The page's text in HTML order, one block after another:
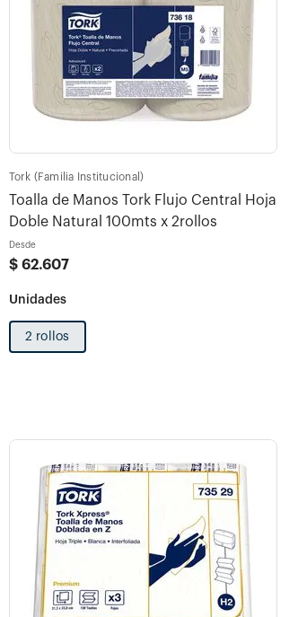
Tork (Familia Institucional)
Toalla de Manos Tork Flujo Central Hoja
Doble Natural 100mts x 2rollos
Desde
$ 62.607
2 rollos